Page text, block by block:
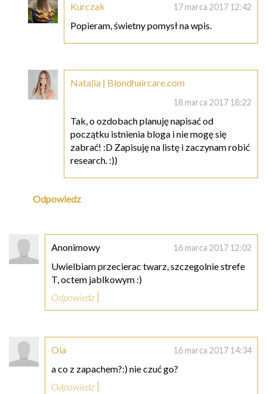
Kurczak 17 marca 2017 12:42
Popieram, świetny pomysł na wpis.
Natalia | Blondhaircare.com
18 marca 2017 18:22
Tak, o ozdobach planuję napisać od
początku istnienia bloga i nie mogę się
zabrać! :D Zapisuję na listę i zaczynam robić
research. :))
Odpowiedz
Anonimowy 16 marca 2017 12:02
Uwielbiam przecierac twarz, szczegolnie strefe
T, octem jablkowym :)
Odpowiedz
Ola 16 marca 2017 14:34
a co z zapachem?:) nie czuć go?
Odpowiedz